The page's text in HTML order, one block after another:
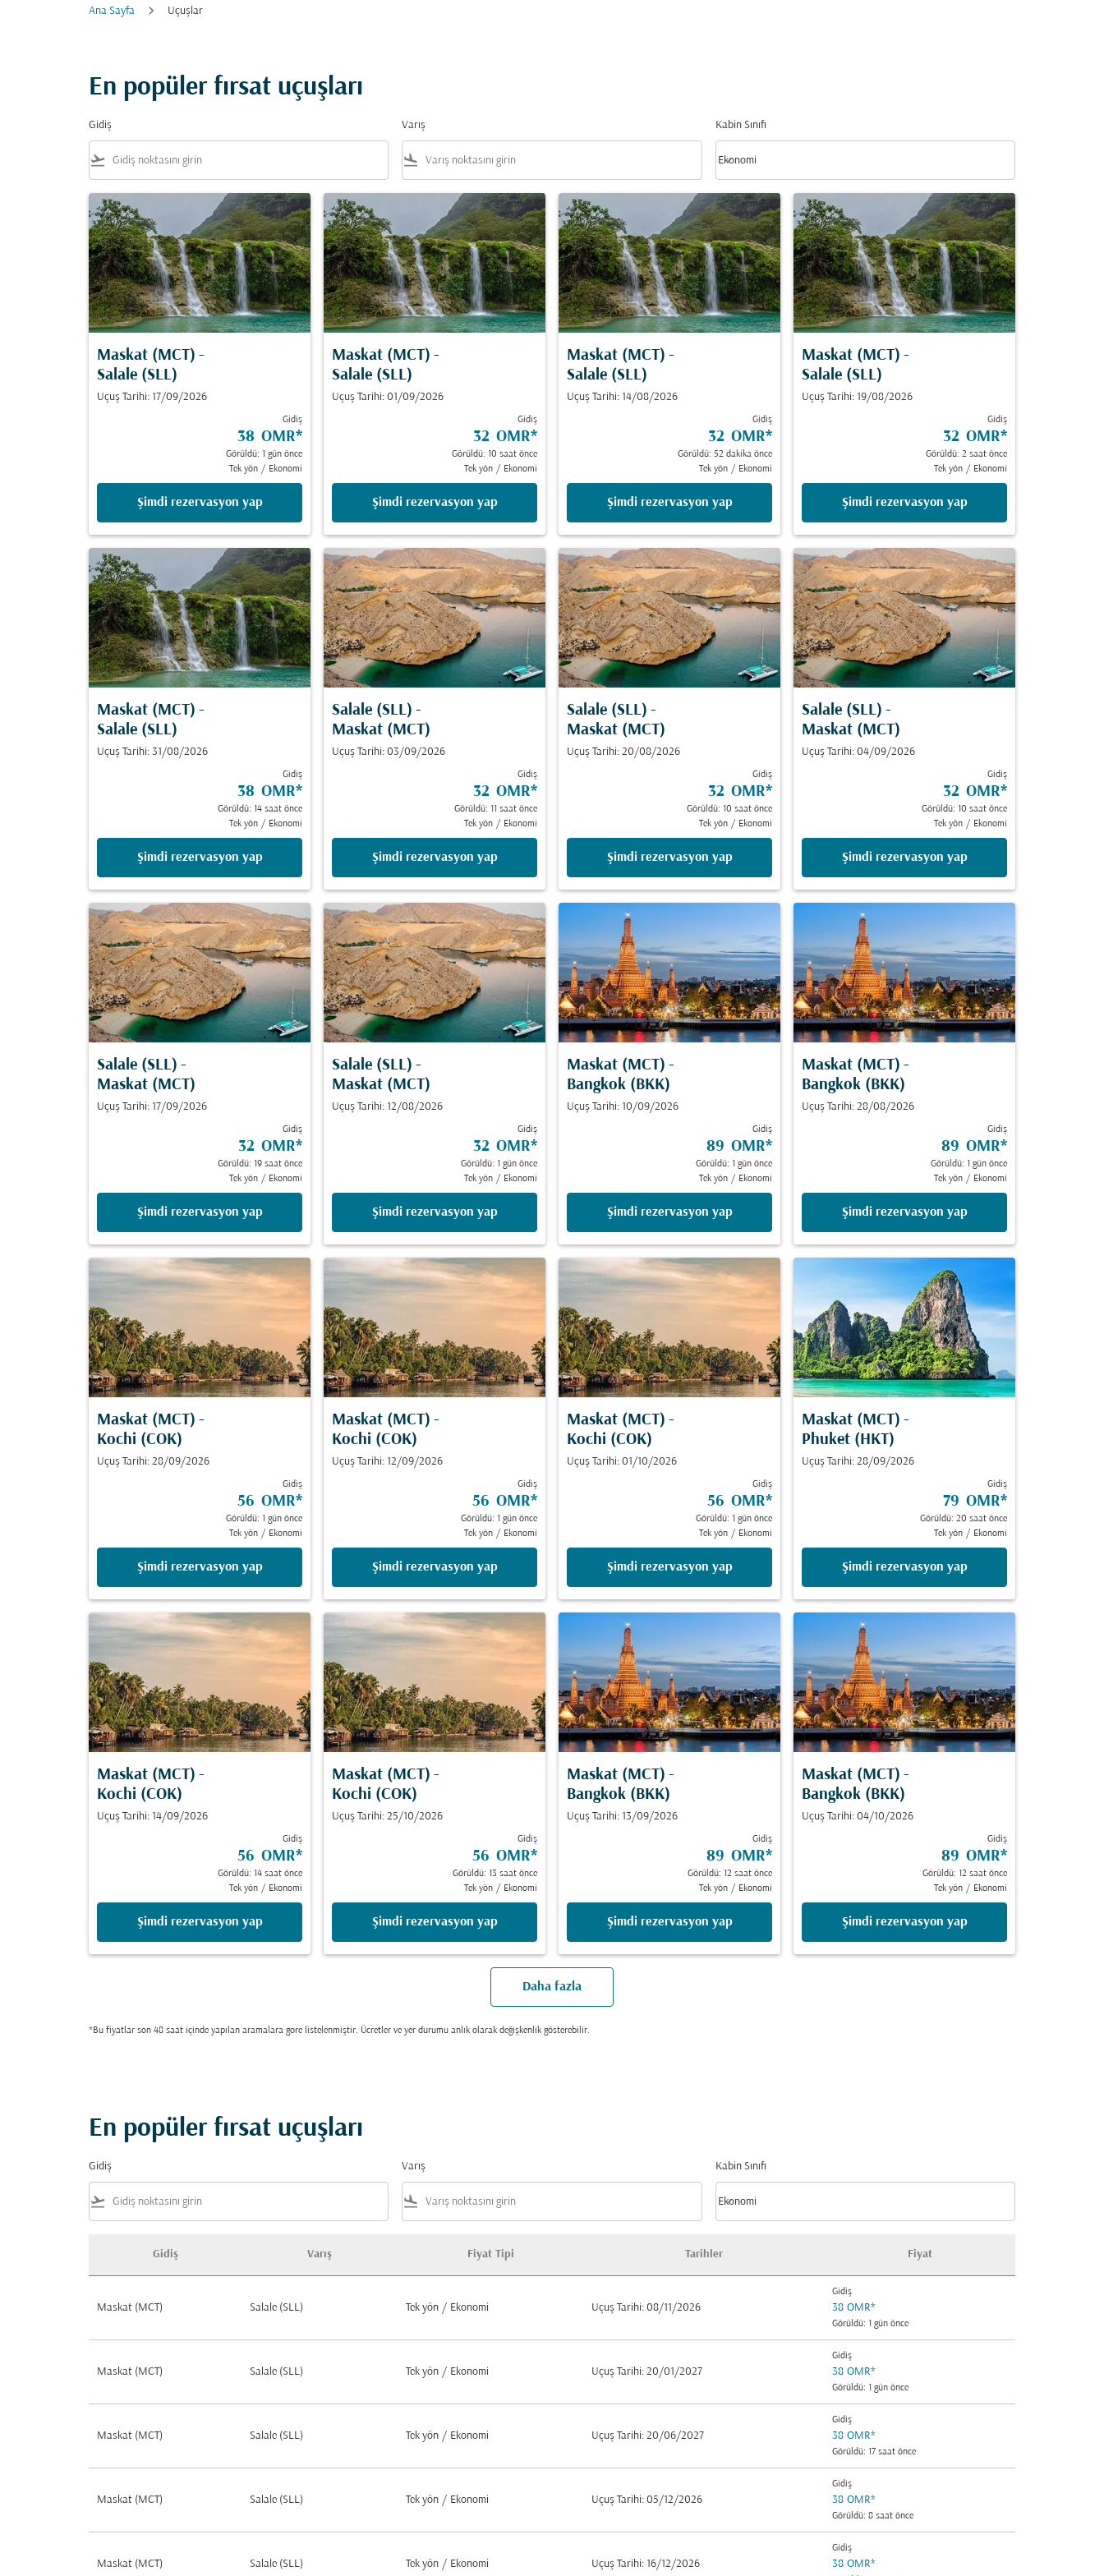
Ana Sayfa Uçuşlar
En popüler fırsat uçuşları
Gidiş
flight_takeoff
Varış
flight_land
Kabin Sınıfı
Kabin Sınıfı option Ekonomi Selected
Ekonomi
keyboard_arrow_down
Maskat (MCT) -
Salale (SLL)
Uçuş Tarihi: 17/09/2026
Gidiş
38 OMR*
Görüldü: 1 gün önce
Tek yön / Ekonomi
Şimdi rezervasyon yap
Maskat (MCT) -
Salale (SLL)
Uçuş Tarihi: 01/09/2026
Gidiş
32 OMR*
Görüldü: 10 saat önce
Tek yön / Ekonomi
Şimdi rezervasyon yap
Maskat (MCT) -
Salale (SLL)
Uçuş Tarihi: 14/08/2026
Gidiş
32 OMR*
Görüldü: 52 dakika önce
Tek yön / Ekonomi
Şimdi rezervasyon yap
Maskat (MCT) -
Salale (SLL)
Uçuş Tarihi: 19/08/2026
Gidiş
32 OMR*
Görüldü: 2 saat önce
Tek yön / Ekonomi
Şimdi rezervasyon yap
Maskat (MCT) -
Salale (SLL)
Uçuş Tarihi: 31/08/2026
Gidiş
38 OMR*
Görüldü: 14 saat önce
Tek yön / Ekonomi
Şimdi rezervasyon yap
Salale (SLL) -
Maskat (MCT)
Uçuş Tarihi: 03/09/2026
Gidiş
32 OMR*
Görüldü: 11 saat önce
Tek yön / Ekonomi
Şimdi rezervasyon yap
Salale (SLL) -
Maskat (MCT)
Uçuş Tarihi: 20/08/2026
Gidiş
32 OMR*
Görüldü: 10 saat önce
Tek yön / Ekonomi
Şimdi rezervasyon yap
Salale (SLL) -
Maskat (MCT)
Uçuş Tarihi: 04/09/2026
Gidiş
32 OMR*
Görüldü: 10 saat önce
Tek yön / Ekonomi
Şimdi rezervasyon yap
Salale (SLL) -
Maskat (MCT)
Uçuş Tarihi: 17/09/2026
Gidiş
32 OMR*
Görüldü: 19 saat önce
Tek yön / Ekonomi
Şimdi rezervasyon yap
Salale (SLL) -
Maskat (MCT)
Uçuş Tarihi: 12/08/2026
Gidiş
32 OMR*
Görüldü: 1 gün önce
Tek yön / Ekonomi
Şimdi rezervasyon yap
Maskat (MCT) -
Bangkok (BKK)
Uçuş Tarihi: 10/09/2026
Gidiş
89 OMR*
Görüldü: 1 gün önce
Tek yön / Ekonomi
Şimdi rezervasyon yap
Maskat (MCT) -
Bangkok (BKK)
Uçuş Tarihi: 28/08/2026
Gidiş
89 OMR*
Görüldü: 1 gün önce
Tek yön / Ekonomi
Şimdi rezervasyon yap
Maskat (MCT) -
Kochi (COK)
Uçuş Tarihi: 28/09/2026
Gidiş
56 OMR*
Görüldü: 1 gün önce
Tek yön / Ekonomi
Şimdi rezervasyon yap
Maskat (MCT) -
Kochi (COK)
Uçuş Tarihi: 12/09/2026
Gidiş
56 OMR*
Görüldü: 1 gün önce
Tek yön / Ekonomi
Şimdi rezervasyon yap
Maskat (MCT) -
Kochi (COK)
Uçuş Tarihi: 01/10/2026
Gidiş
56 OMR*
Görüldü: 1 gün önce
Tek yön / Ekonomi
Şimdi rezervasyon yap
Maskat (MCT) -
Phuket (HKT)
Uçuş Tarihi: 28/09/2026
Gidiş
79 OMR*
Görüldü: 20 saat önce
Tek yön / Ekonomi
Şimdi rezervasyon yap
Maskat (MCT) -
Kochi (COK)
Uçuş Tarihi: 14/09/2026
Gidiş
56 OMR*
Görüldü: 14 saat önce
Tek yön / Ekonomi
Şimdi rezervasyon yap
Maskat (MCT) -
Kochi (COK)
Uçuş Tarihi: 25/10/2026
Gidiş
56 OMR*
Görüldü: 13 saat önce
Tek yön / Ekonomi
Şimdi rezervasyon yap
Maskat (MCT) -
Bangkok (BKK)
Uçuş Tarihi: 13/09/2026
Gidiş
89 OMR*
Görüldü: 12 saat önce
Tek yön / Ekonomi
Şimdi rezervasyon yap
Maskat (MCT) -
Bangkok (BKK)
Uçuş Tarihi: 04/10/2026
Gidiş
89 OMR*
Görüldü: 12 saat önce
Tek yön / Ekonomi
Şimdi rezervasyon yap
Daha fazla
*Bu fiyatlar son 48 saat içinde yapılan aramalara gore listelenmiştir. Ücretler ve yer durumu anlık olarak değişkenlik gösterebilir.
En popüler fırsat uçuşları
Gidiş
flight_takeoff
Varış
flight_land
Kabin Sınıfı
Kabin Sınıfı option Ekonomi Selected
Ekonomi
keyboard_arrow_down
Gidiş Varış Fiyat Tipi Tarihler Fiyat
Maskat (MCT) Salale (SLL) Tek yön / Ekonomi Uçuş Tarihi: 08/11/2026
Gidiş
38 OMR*
Görüldü: 1 gün önce
Maskat (MCT) Salale (SLL) Tek yön / Ekonomi Uçuş Tarihi: 20/01/2027
Gidiş
38 OMR*
Görüldü: 1 gün önce
Maskat (MCT) Salale (SLL) Tek yön / Ekonomi Uçuş Tarihi: 20/06/2027
Gidiş
38 OMR*
Görüldü: 17 saat önce
Maskat (MCT) Salale (SLL) Tek yön / Ekonomi Uçuş Tarihi: 05/12/2026
Gidiş
38 OMR*
Görüldü: 8 saat önce
Maskat (MCT) Salale (SLL) Tek yön / Ekonomi Uçuş Tarihi: 16/12/2026
Gidiş
38 OMR*